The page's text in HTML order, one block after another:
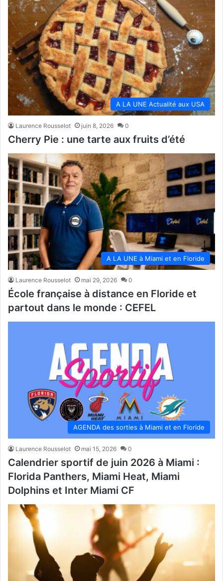
A LA UNE Actualité aux USA
Laurence Rousselot juin 8, 2026 0
Cherry Pie : une tarte aux fruits d’été
A LA UNE à Miami et en Floride
Laurence Rousselot mai 29, 2026 0
École française à distance en Floride et
partout dans le monde : CEFEL
AGENDA des sorties à Miami et en Floride
Laurence Rousselot mai 15, 2026 0
Calendrier sportif de juin 2026 à Miami :
Florida Panthers, Miami Heat, Miami
Dolphins et Inter Miami CF